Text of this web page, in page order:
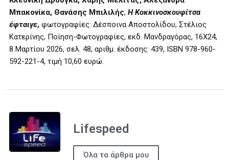
Μπακονίκα, Θανάσης Μπιλιλής, Η Κοκκινοσκουφίτσα
έφταιγε, φωτογραφίες: Δέσποινα Αποστολίδου, Στέλιος
Κατερίνης, Ποίηση-Φωτογραφίες, εκδ. Μανδραγόρας, 16Χ24,
8 Μαρτίου 2026, σελ. 48, αριθμ. έκδοσης: 439, ISBN 978-960-
592-221-4, τιμή 10,60 ευρώ.
Lifespeed
Όλα τα άρθρα μου